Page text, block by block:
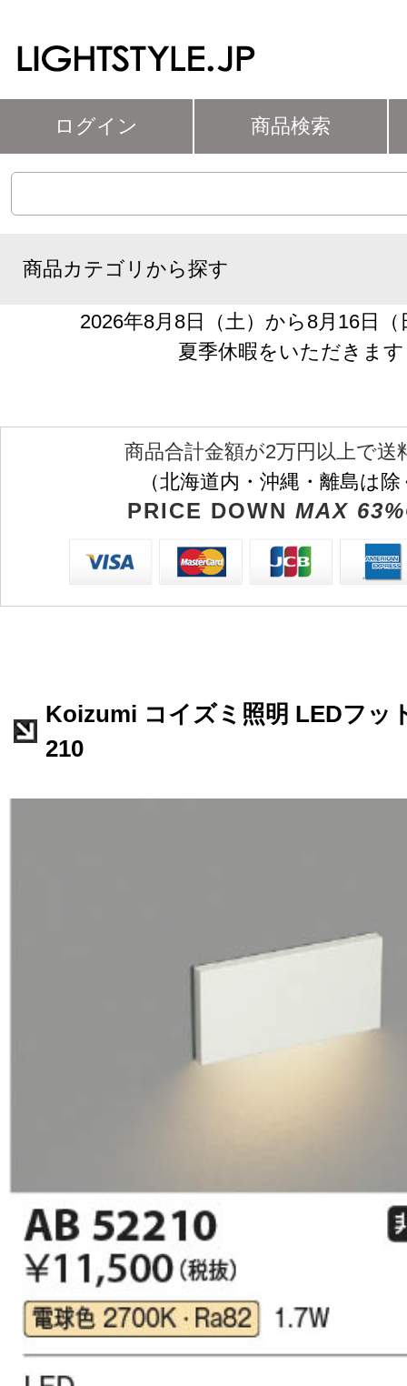
ログイン 商品検索
商品カテゴリから探す
2026年8月8日（土）から8月16日
夏季休暇をいただきます
商品合計金額が2万円以上で送
（北海道内・沖縄・離島は
PRICE DOWN MAX
Koizumi コイズミ照明 LEDフッ
210